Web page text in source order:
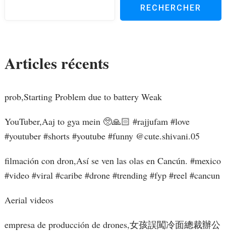
RECHERCHER
Articles récents
prob,Starting Problem due to battery Weak
YouTuber,Aaj to gya mein 🥺🙏🏻 #rajjufam #love
#youtuber #shorts #youtube #funny ​⁠@cute.shivani.05
filmación con dron,Así se ven las olas en Cancún. #mexico
#video #viral #caribe #drone #trending #fyp #reel #cancun
Aerial videos
empresa de producción de drones,女孩誤闖冷面總裁辦公